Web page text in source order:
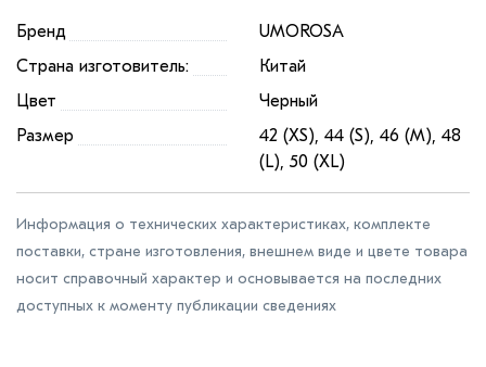
Бренд
UMOROSA
Страна изготовитель:
Китай
Цвет
Черный
Размер
42 (XS), 44 (S), 46 (M), 48
(L), 50 (XL)
Информация о технических характеристиках, комплекте
поставки, стране изготовления, внешнем виде и цвете товара
носит справочный характер и основывается на последних
доступных к моменту публикации сведениях